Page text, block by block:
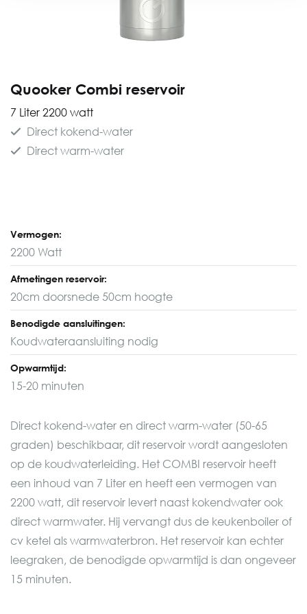
Quooker Combi reservoir
7 Liter 2200 watt
Direct kokend-water
Direct warm-water
Vermogen:
2200 Watt
Afmetingen reservoir:
20cm doorsnede 50cm hoogte
Benodigde aansluitingen:
Koudwateraansluiting nodig
Opwarmtijd:
15-20 minuten
Direct kokend-water en direct warm-water (50-65
graden) beschikbaar, dit reservoir wordt aangesloten
op de koudwaterleiding. Het COMBI reservoir heeft
een inhoud van 7 Liter en heeft een vermogen van
2200 watt, dit reservoir levert naast kokendwater ook
direct warmwater. Hij vervangt dus de keukenboiler of
cv ketel als warmwaterbron. Het reservoir kan echter
leegraken, de benodigde opwarmtijd is dan ongeveer
15 minuten.